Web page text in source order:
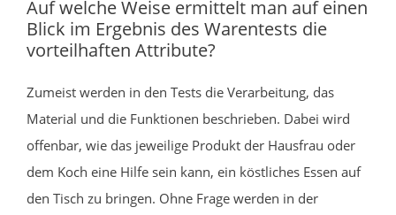
Auf welche Weise ermittelt man auf einen
Blick im Ergebnis des Warentests die
vorteilhaften Attribute?
Zumeist werden in den Tests die Verarbeitung, das
Material und die Funktionen beschrieben. Dabei wird
offenbar, wie das jeweilige Produkt der Hausfrau oder
dem Koch eine Hilfe sein kann, ein köstliches Essen auf
den Tisch zu bringen. Ohne Frage werden in der